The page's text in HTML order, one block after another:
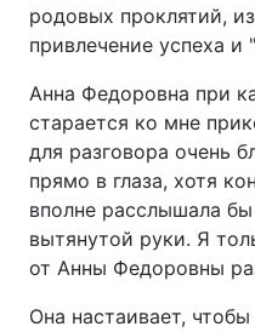
родовых проклятий,
привлечение успеха и
Анна Федоровна при
старается ко мне
для разговора очень
прямо в глаза, хотя
вполне расслышала
вытянутой руки. Я
от Анны Федоровны
Она настаивает,